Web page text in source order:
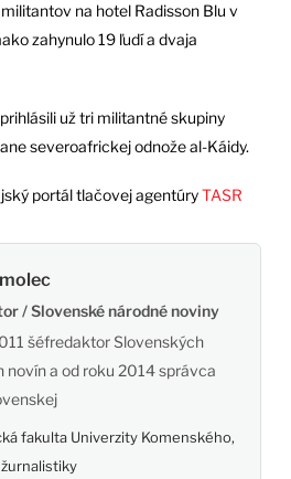
na hotel Radisson Blu v
zahynulo 19 ľudí a dvaja
už tri militantné skupiny
severoafrickej odnože al-Káidy.
portál tlačovej agentúryTASR
/ Slovenské národné noviny
šéfredaktor Slovenských
novín a od roku 2014 správca
fakulta Univerzity Komenského,